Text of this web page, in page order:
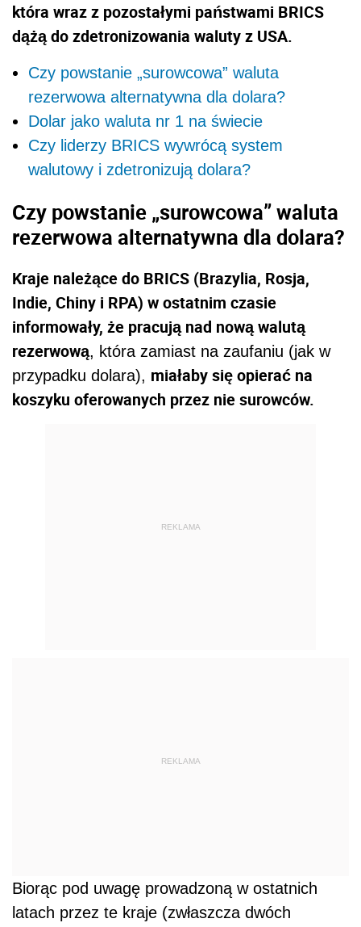
która wraz z pozostałymi państwami BRICS
dążą do zdetronizowania waluty z USA.
Czy powstanie „surowcowa” waluta
rezerwowa alternatywna dla dolara?
Dolar jako waluta nr 1 na świecie
Czy liderzy BRICS wywrócą system
walutowy i zdetronizują dolara?
Czy powstanie „surowcowa” waluta
rezerwowa alternatywna dla dolara?
Kraje należące do BRICS (Brazylia, Rosja,
Indie, Chiny i RPA) w ostatnim czasie
informowały, że pracują nad nową walutą
rezerwową, która zamiast na zaufaniu (jak w
przypadku dolara), miałaby się opierać na
koszyku oferowanych przez nie surowców.
REKLAMA
REKLAMA
Biorąc pod uwagę prowadzoną w ostatnich
latach przez te kraje (zwłaszcza dwóch